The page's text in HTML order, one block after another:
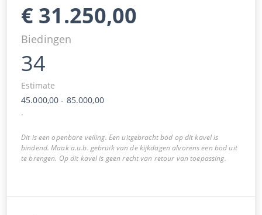
€ 31.250,00
Biedingen
34
Estimate
45.000,00 - 85.000,00
.
Dit is een openbare veiling. Een uitgebracht bod op dit kavel is
bindend. Maak a.u.b. gebruik van de kijkdagen alvorens een bod uit
te brengen. Op dit kavel is geen recht van retour van toepassing.